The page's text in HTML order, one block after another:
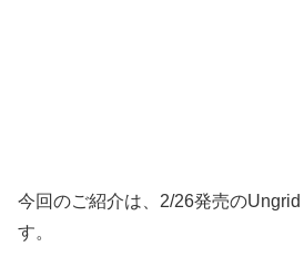
今回のご紹介は、2/26発売の
す。